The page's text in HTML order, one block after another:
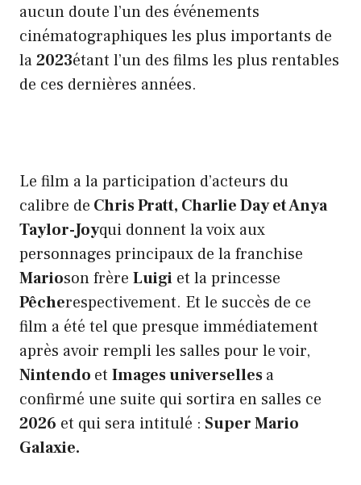
aucun doute l’un des événements
cinématographiques les plus importants de
la2023étant l’un des films les plus rentables
de ces dernières années.
Le film a la participation d’acteurs du
calibre de Chris Pratt, Charlie Day et Anya
Taylor-Joyqui donnent la voix aux
personnages principaux de la franchise
Marioson frère Luigi et la princesse
Pêcherespectivement. Et le succès de ce
film a été tel que presque immédiatement
après avoir rempli les salles pour le voir,
Nintendo et Images universellesa
confirmé une suite qui sortira en salles ce
2026 et qui sera intitulé : Super Mario
Galaxie.